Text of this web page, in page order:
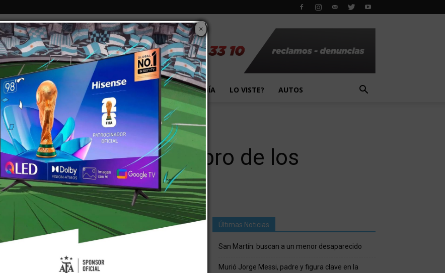
EXTRA! MUNDO PAÍS EVENTOS TECNOLOGÍA LO VISTE? AUTOS
de los estatales
la fecha de cobro de los
×
Últimas Noticias
San Martín: buscan a un menor desaparecido
Murió Jorge Messi, padre y figura clave en la